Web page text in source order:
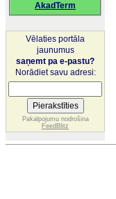
AkadTerm
Vēlaties portāla
jaunumus
saņemt pa e-pastu?
Norādiet savu adresi:
Pakalpojumu nodrošina
FeedBlitz